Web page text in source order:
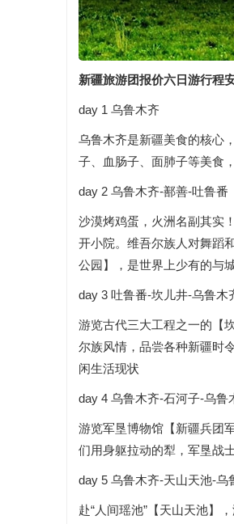
新疆旅游团报价六日游行程
day 1 乌鲁木齐
乌鲁木齐是新疆美食的核心
子、血肠子、面肺子等美食
day 2 乌鲁木齐-鄯善-吐鲁番
沙漠烤鸡蛋，火洲名副其实
开小院。维吾尔族人对舞蹈
公园】，是世界上少有的与
day 3 吐鲁番-坎儿井-乌鲁木
游览古代三大工程之一的【
尔族风情，品尝各种新疆时
闲生活现状
day 4 乌鲁木齐-石河子-乌鲁
游览军垦博物馆【新疆兵团
们用身躯拉动的犁，军垦战
day 5 乌鲁木齐-天山天池-乌
赴“人间瑶池”【天山天池】